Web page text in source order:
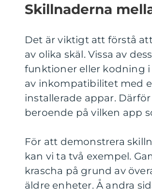
Skillnaderna
Det är viktigt att förstå
av olika skäl. Vissa av
funktioner eller kodning
av inkompatibilitet med
installerade appar.
beroende på vilken app
För att demonstrera
kan vi ta två exempel.
krascha på grund av
äldre enheter. Å andra